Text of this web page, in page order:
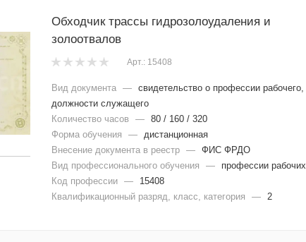
Обходчик трассы гидрозолоудаления и
золоотвалов
Арт.: 15408
Вид документа — свидетельство о профессии рабочего,
должности служащего
Количество часов
— 80 / 160 / 320
Форма обучения
—
дистанционная
Внесение документа в реестр — ФИС ФРДО
Вид профессионального обучения
—
профессии рабочих
Код профессии —
15408
Квалификационный разряд, класс, категория
— 2